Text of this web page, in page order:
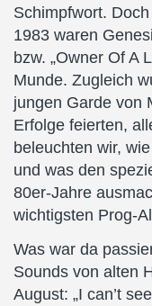
Schimpfwort.
1983 waren
bzw. „Owner Of A
Munde. Zugleich
jungen Garde von
Erfolge feierten,
beleuchten wir,
und was den
80er-Jahre
wichtigsten Prog-
Was war da
Sounds von alten
August: „I can’t